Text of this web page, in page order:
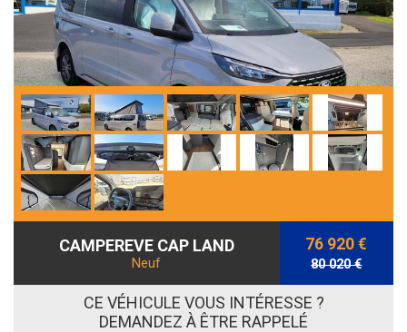
CAMPEREVE CAP LAND
Neuf
76 920 €
80 020 €
CE VÉHICULE VOUS INTÉRESSE ?
DEMANDEZ À ÊTRE RAPPELÉ